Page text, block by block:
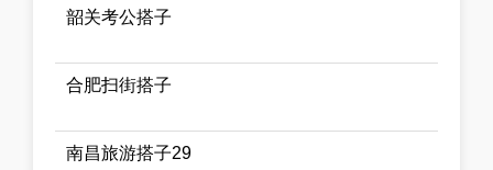
韶关考公搭子
合肥扫街搭子
南昌旅游搭子29